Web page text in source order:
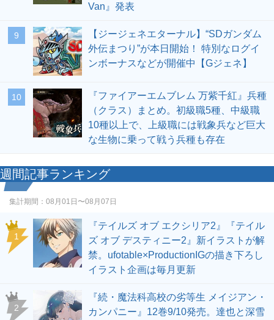
Van』発表
9
【ジージェネエターナル】“SDガンダム
外伝まつり”が本日開始！ 特別なログイ
ンボーナスなどが開催中【Gジェネ】
10
『ファイアーエムブレム 万紫千紅』兵種
（クラス）まとめ。初級職5種、中級職
10種以上で、上級職には戦象兵など巨大
な生物に乗って戦う兵種も存在
週間記事ランキング
集計期間： 08月01日〜08月07日
1
『テイルズ オブ エクシリア2』『テイル
ズ オブ デスティニー2』新イラストが解
禁。ufotable×ProductionIGの描き下ろし
イラスト企画は毎月更新
2
『続・魔法科高校の劣等生 メイジアン・
カンパニー』12巻9/10発売。達也と深雪